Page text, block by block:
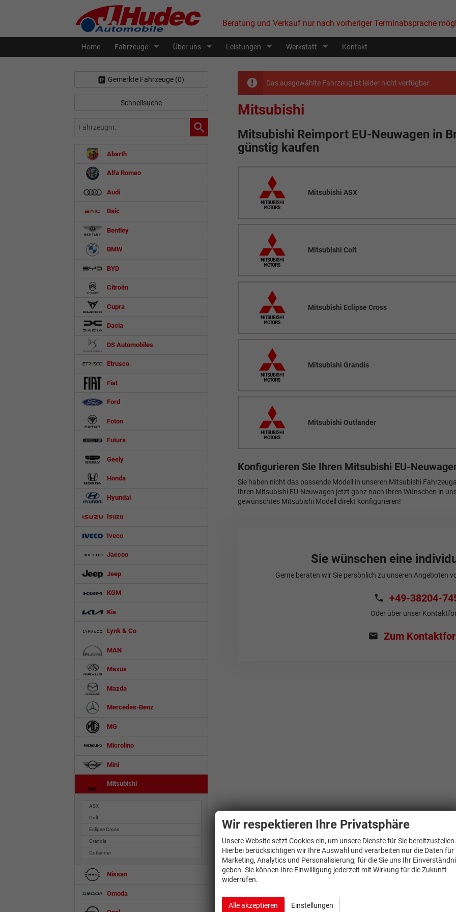
Beratung und Verkauf nur nach vorheriger Terminabsprache
Home Fahrzeuge Über uns Leistungen Werkstatt Kontakt
Das ausgewählte Fahrzeug ist leider nicht verfügbar.
Mitsubishi
Mitsubishi Reimport EU-Neuwagen in
günstig kaufen
Mitsubishi ASX
Mitsubishi Colt
Mitsubishi Eclipse Cross
Mitsubishi Grandis
Mitsubishi Outlander
Konfigurieren Sie Ihren Mitsubishi EU-
Sie haben nicht das passende Modell in unseren Mitsubishi
Ihren Mitsubishi EU-Neuwagen jetzt ganz nach Ihren Wünschen in
gewünschtes Mitsubishi Modell direkt konfigurieren!
Sie wünschen eine
Gerne beraten wir Sie persönlich zu unseren Angeboten
+49-38204-
Oder über unser
Zum
Gemerkte Fahrzeuge (0)
Schnellsuche
Fahrzeugnr.
Abarth
Alfa Romeo
Audi
Baic
Bentley
BMW
BYD
Citroën
Cupra
Dacia
DS Automobiles
Etrusco
Fiat
Ford
Foton
Futura
Geely
Honda
Hyundai
Isuzu
Iveco
Jaecoo
Jeep
KGM
Kia
Lynk & Co
MAN
Maxus
Mazda
Mercedes-Benz
MG
Microlino
Mini
Mitsubishi
ASX
Colt
Eclipse Cross
Grandis
Outlander
Nissan
Omoda
Wir respektieren Ihre Privatsphäre
Unsere Website setzt Cookies ein, um unsere Dienste für Sie bereitzustellen.
Hierbei berücksichtigen wir Ihre Auswahl und verarbeiten nur die Daten für
Marketing, Analytics und Personalisierung, für die Sie uns Ihr
geben. Sie können Ihre Einwilligung jederzeit mit Wirkung für die Zukunft
widerrufen.
Alle akzeptieren Einstellungen